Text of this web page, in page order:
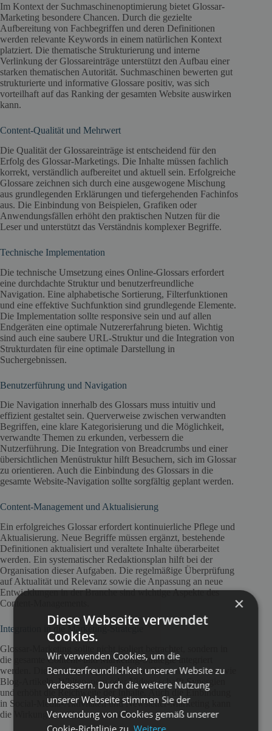
Im Kontext der Suchmaschinenoptimierung bietet Glossar-
Marketing besondere Chancen. Durch die gezielte
Aufbereitung von Fachbegriffen und deren Definitionen
werden relevante Keywords in einem natürlichen Kontext
platziert. Die thematische Strukturierung und interne
Verlinkung der Glossareinträge unterstützt den Aufbau einer
starken thematischen Autorität. Suchmaschinen bewerten gut
strukturierte und informative Glossare positiv, was sich
vorteilhaft auf das Ranking der gesamten Website auswirken
kann.
Content-Qualität und Mehrwert
Die Qualität der Glossareinträge ist entscheidend für den
Erfolg des Glossar-Marketings. Die Inhalte müssen fachlich
korrekt, verständlich aufbereitet und aktuell sein. Erfolgreiche
Glossare zeichnen sich durch eine ausgewogene Mischung
aus grundlegenden Erklärungen und tiefergehenden Fachinfos
aus. Die Einbindung von Beispielen, Grafiken oder
Anwendungsfällen erhöht den praktischen Nutzen für die
Leser und unterstützt das Verständnis komplexer Begriffe.
Technische Implementation
Die technische Umsetzung eines Online-Glossars erfordert
eine durchdachte Struktur und benutzerfreundliche
Navigation. Eine alphabetische Sortierung, Filterfunktionen
und eine effektive Suchfunktion sind grundlegende Elemente.
Die Implementation sollte responsive sein und auf allen
Endgeräten eine optimale Nutzererfahrung bieten. Wichtig
sind auch eine saubere URL-Struktur und die Integration von
Strukturdaten für eine optimale Darstellung in
Suchergebnissen.
Benutzerführung und Navigation
Die Navigation innerhalb des Glossars muss intuitiv und
effizient gestaltet sein. Querverweise zwischen verwandten
Begriffen, eine klare Kategorisierung und die Möglichkeit,
verwandte Themen zu erkunden, verbessern die
Nutzerführung. Die Integration von Breadcrumbs und einer
übersichtlichen Menüstruktur hilft Besuchern, sich im Glossar
zu orientieren. Auch die Einbindung des Glossars in die
gesamte Website-Navigation sollte sorgfältig geplant werden.
Content-Management und Aktualisierung
Ein erfolgreiches Glossar erfordert kontinuierliche Pflege und
Aktualisierung. Neue Begriffe müssen ergänzt, bestehende
Definitionen aktualisiert und veraltete Inhalte überarbeitet
werden. Ein systematischer Redaktionsplan hilft bei der
Organisation dieser Aufgaben. Die regelmäßige Überprüfung
auf Aktualität und Relevanz sowie die Anpassung an neue
Entwicklungen in der Branche sind wichtige Aspekte des
Content-Managements.
Integration in die Marketing-Strategie
Glossar-Marketing sollte nicht isoliert betrachtet, sondern in
die gesamte Content- und Marketing-Strategie integriert
werden. Die Verknüpfung mit anderen Content-Formaten wie
Blog-Artikeln, Whitepapern oder Videos schafft Synergien
und erhöht die Reichweite der Inhalte. Auch die Einbindung
in Social-Media-Aktivitäten und Newsletter-Marketing kann
die Wirkung des Glossars verstärken.
×
Diese Webseite verwendet
Cookies.
Wir verwenden Cookies, um die
Benutzerfreundlichkeit unserer Website zu
verbessern. Durch die weitere Nutzung
unserer Webseite stimmen Sie der
Verwendung von Cookies gemäß unserer
Cookie-Richtlinie zu.Weitere